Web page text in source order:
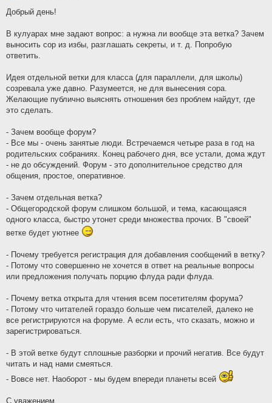
о
е
и
е
Добрый день!
В кулуарах мне задают вопрос: а нужна ли вообще эта ветка? Зачем
выносить сор из избы, разглашать секреты, и т. д. Попробую
ответить.
Идея отдельной ветки для класса (для параллели, для школы)
созревала уже давно. Разумеется, не для вынесения сора.
Желающие публично выяснять отношения без проблем найдут, где
это сделать.
- Зачем вообще форум?
- Все мы - очень занятые люди. Встречаемся четыре раза в год на
родительских собраниях. Конец рабочего дня, все устали, дома ждут
- не до обсуждений. Форум - это дополнительное средство для
общения, простое, оперативное.
- Зачем отдельная ветка?
- Общегородской форум слишком большой, и тема, касающаяся
одного класса, быстро утонет среди множества прочих. В "своей"
ветке будет уютнее
- Почему требуется регистрация для добавления сообщений в ветку?
- Потому что совершенно не хочется в ответ на реальные вопросы
или предложения получать порцию флуда ради флуда.
- Почему ветка открыта для чтения всем посетителям форума?
- Потому что читателей гораздо больше чем писателей, далеко не
все регистрируются на форуме. А если есть, что сказать, можно и
зарегистрироваться.
- В этой ветке будут сплошные разборки и прочий негатив. Все будут
читать и над нами смеяться.
- Вовсе нет. Наоборот - мы будем впереди планеты всей
С уважением,